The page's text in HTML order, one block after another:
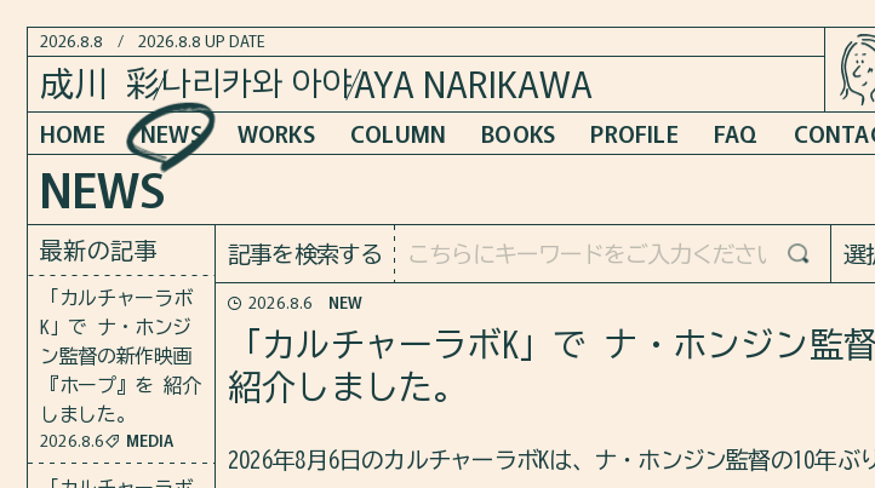
2026.8.8 / 2026.8.8 UP DATE
成川 彩나리카와 아야AYA NARIKAWA
HOME NEWS WORKS COLUMN BOOKS PROFILE FAQ
最新の記事
「カルチャーラボ
K」で ナ・ホンジ
ン監督の新作映画
『ホープ』を 紹介
しました。
2026.8.6 MEDIA
NEWS
記事を検索する 選
2026.8.6 NEW
「カルチャーラボK」で ナ・ホンジン監
紹介しました。
2026年8月6日のカルチャーラボKは、ナ・ホンジン監督の10年ぶ